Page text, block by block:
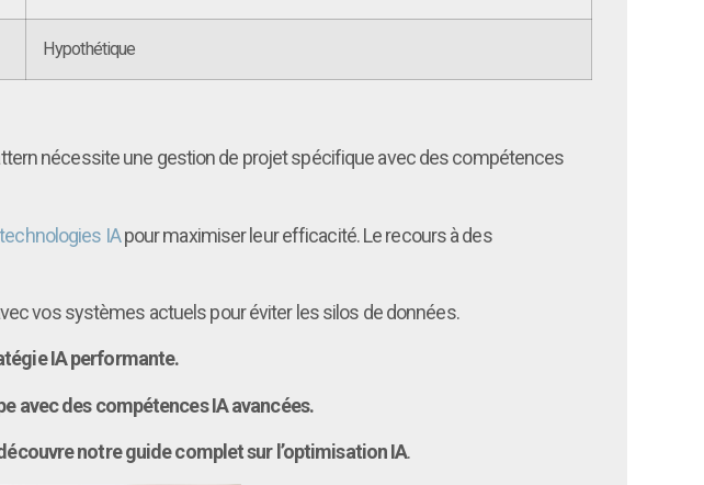
Hypothétique
nécessite une gestion de projet spécifique avec des compétences
technologies IApour maximiser leur efficacité. Le recours à des
vos systèmes actuels pour éviter les silos de données.
IA performante.
avec des compétences IA avancées.
notre guide complet sur l’optimisation IA.